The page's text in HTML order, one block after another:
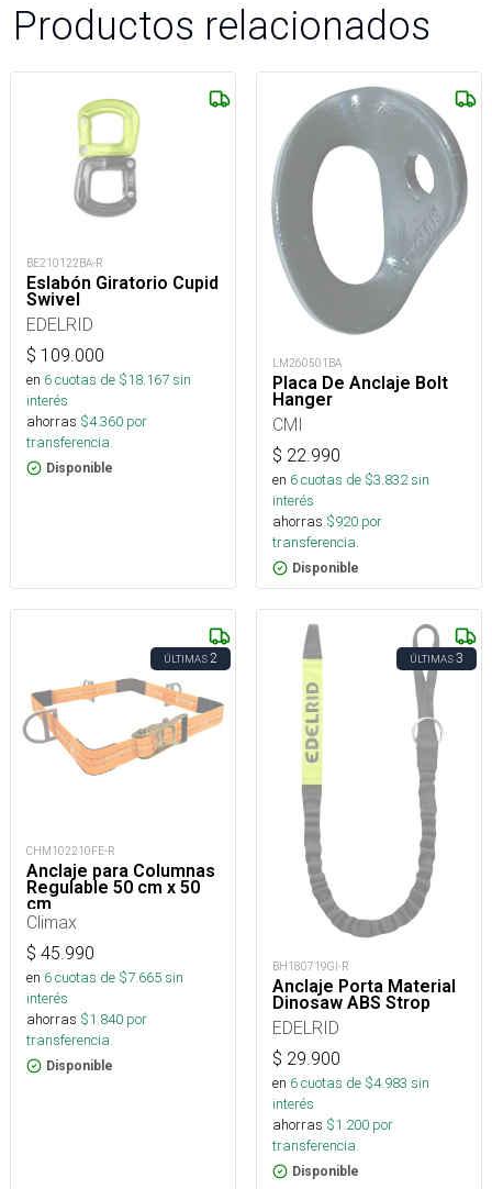
Productos relacionados
BE210122BA-R
Eslabón Giratorio Cupid
Swivel
EDELRID
$ 109.000
en 6cuotas de $18.167sin
interés
ahorras $4.360 por
transferencia.
Disponible
LM260501BA
Placa De Anclaje Bolt
Hanger
CMI
$ 22.990
en 6cuotas de $3.832sin
interés
ahorras $920 por
transferencia.
Disponible
ÚLTIMAS2
CHM102210FE-R
Anclaje para Columnas
Regulable 50 cm x 50
cm
Climax
$ 45.990
en 6cuotas de $7.665sin
interés
ahorras $1.840 por
transferencia.
Disponible
ÚLTIMAS3
BH180719GI-R
Anclaje Porta Material
Dinosaw ABS Strop
EDELRID
$ 29.900
en 6cuotas de $4.983 sin
interés
ahorras $1.200 por
transferencia.
Disponible